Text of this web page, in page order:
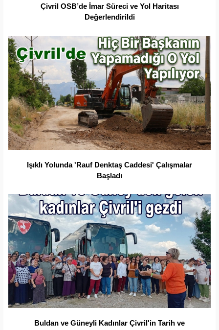
Çivril OSB’de İmar Süreci ve Yol Haritası
Değerlendirildi
Işıklı Yolunda 'Rauf Denktaş Caddesi' Çalışmalar
Başladı
Buldan ve Güneyli Kadınlar Çivril'in Tarih ve